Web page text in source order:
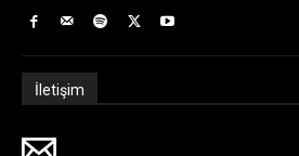
İletişim